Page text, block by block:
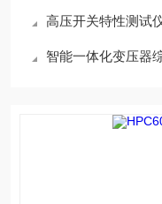
高压开关特性测试
智能一体化变压器